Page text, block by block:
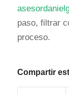
paso, filtrar
proceso.
Compartir